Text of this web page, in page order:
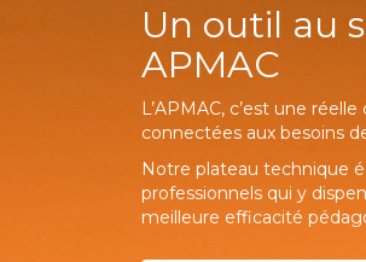
Un outil au
APMAC
L’APMAC, c’est une
connectées aux besoins
Notre plateau technique
professionnels qui y
meilleure efficacité